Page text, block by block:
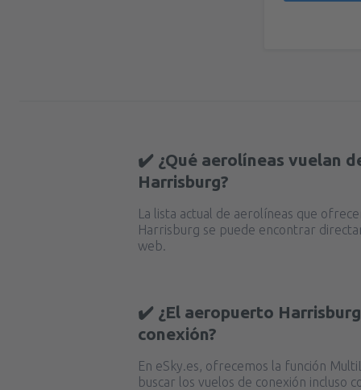
✔️ ¿Qué aerolíneas vuelan
Harrisburg?
La lista actual de aerolíneas que
Harrisburg se puede encontrar
web.
✔️ ¿El aeropuerto
conexión?
En eSky.es, ofrecemos la función
buscar los vuelos de conexión incluso